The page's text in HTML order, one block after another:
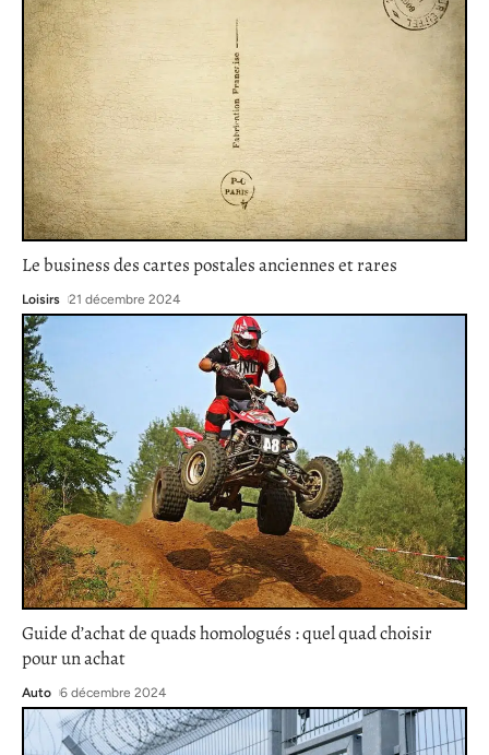
Le business des cartes postales anciennes et rares
Loisirs 21 décembre 2024
Guide d’achat de quads homologués : quel quad choisir
pour un achat
Auto 6 décembre 2024